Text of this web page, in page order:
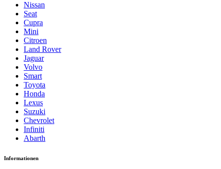
Nissan
Seat
Cupra
Mini
Citroen
Land Rover
Jaguar
Volvo
Smart
Toyota
Honda
Lexus
Suzuki
Chevrolet
Infiniti
Abarth
Informationen